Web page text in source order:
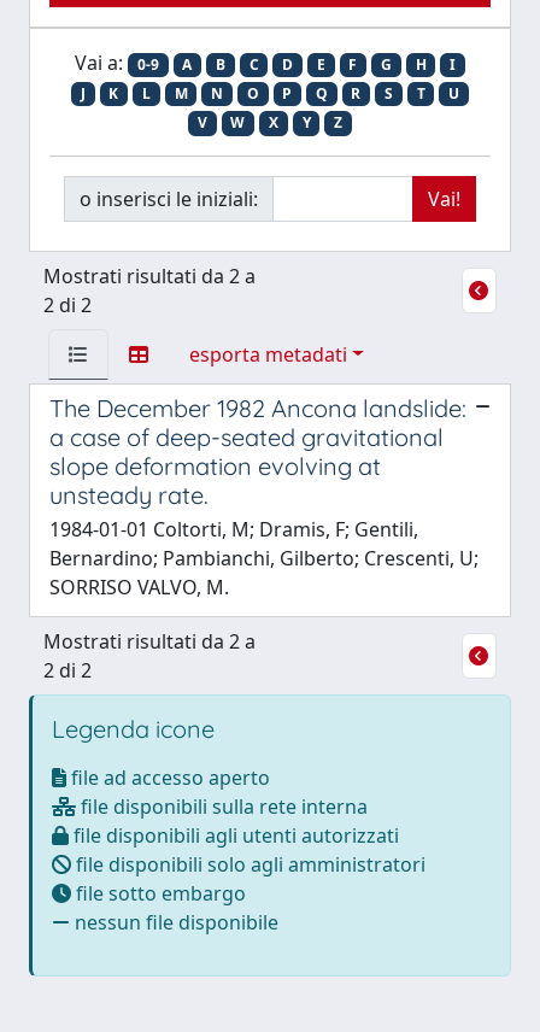
Vai a: 0-9 A B C D E F G H
I
J
K L M N O P Q R S T
U
V
W X Y Z
o inserisci le iniziali:
Mostrati risultati da 2 a
2 di 2
esporta metadati
The December 1982 Ancona landslide:
a case of deep-seated gravitational
slope deformation evolving at
unsteady rate.
1984-01-01 Coltorti, M; Dramis, F; Gentili,
Bernardino; Pambianchi, Gilberto; Crescenti, U;
SORRISO VALVO, M.
Mostrati risultati da 2 a
2 di 2
Legenda icone
file ad accesso aperto
file disponibili sulla rete interna
file disponibili agli utenti autorizzati
file disponibili solo agli amministratori
file sotto embargo
nessun file disponibile